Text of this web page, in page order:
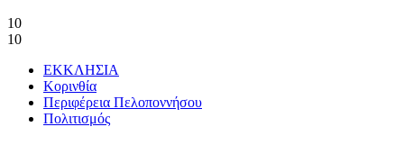
10
10
ΕΚΚΛΗΣΙΑ
Κορινθία
Περιφέρεια Πελοποννήσου
Πολιτισμός